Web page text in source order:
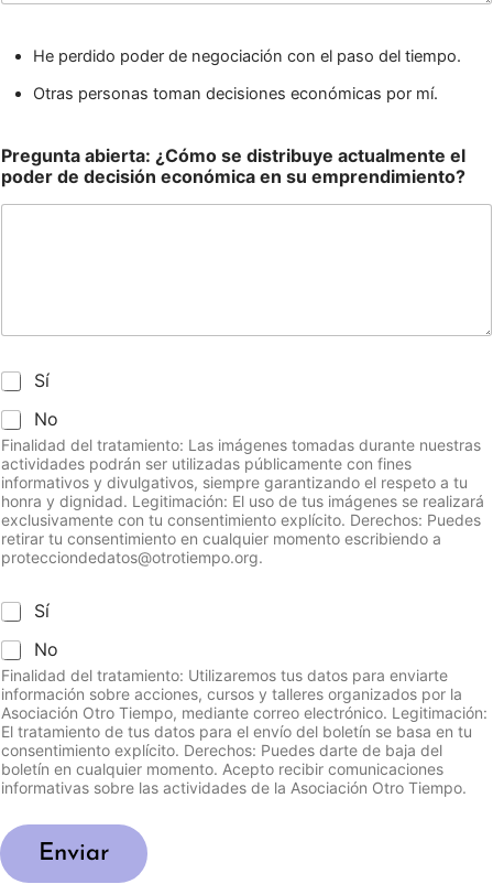
He perdido poder de negociación con el paso del tiempo.
Otras personas toman decisiones económicas por mí.
Pregunta abierta: ¿Cómo se distribuye actualmente el
poder de decisión económica en su emprendimiento?
C
i
l
l
a
s
d
e
e
f
i
c
a
c
i
ó
*
Sí
No
Finalidad del tratamiento: Las imágenes tomadas durante nuestras
actividades podrán ser utilizadas públicamente con fines
informativos y divulgativos, siempre garantizando el respeto a tu
honra y dignidad. Legitimación: El uso de tus imágenes se realizará
exclusivamente con tu consentimiento explícito. Derechos: Puedes
retirar tu consentimiento en cualquier momento escribiendo a
protecciondedatos@otrotiempo.org.
C
i
l
l
a
s
d
e
e
r
Sí
No
Finalidad del tratamiento: Utilizaremos tus datos para enviarte
información sobre acciones, cursos y talleres organizados por la
Asociación Otro Tiempo, mediante correo electrónico. Legitimación:
El tratamiento de tus datos para el envío del boletín se basa en tu
consentimiento explícito. Derechos: Puedes darte de baja del
boletín en cualquier momento. Acepto recibir comunicaciones
informativas sobre las actividades de la Asociación Otro Tiempo.
Enviar